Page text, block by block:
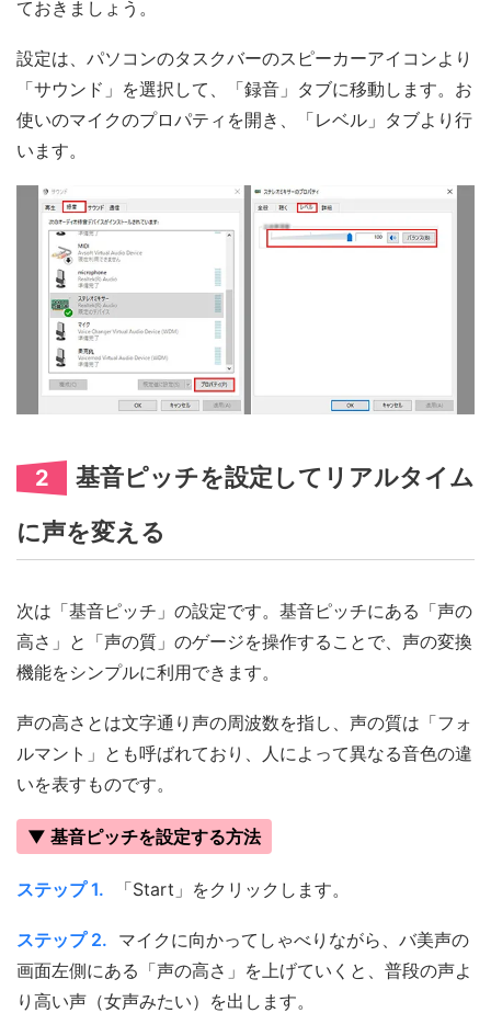
ておきましょう。
設定は、パソコンのタスクバーのスピーカーアイコンより
「サウンド」を選択して、「録音」タブに移動します。お
使いのマイクのプロパティを開き、「レベル」タブより行
います。
2
基音ピッチを設定してリアルタイム
に声を変える
次は「基音ピッチ」の設定です。基音ピッチにある「声の
高さ」と「声の質」のゲージを操作することで、声の変換
機能をシンプルに利用できます。
声の高さとは文字通り声の周波数を指し、声の質は「フォ
ルマント」とも呼ばれており、人によって異なる音色の違
いを表すものです。
▼ 基音ピッチを設定する方法
ステップ 1. 「Start」をクリックします。
ステップ 2. マイクに向かってしゃべりながら、バ美声の
画面左側にある「声の高さ」を上げていくと、普段の声よ
り高い声（女声みたい）を出します。